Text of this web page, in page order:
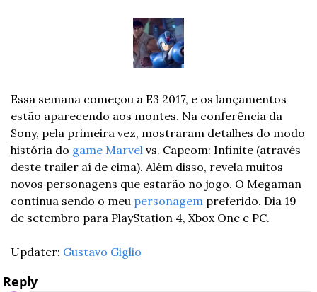
Essa semana começou a E3 2017, e os lançamentos
estão aparecendo aos montes. Na conferência da
Sony, pela primeira vez, mostraram detalhes do modo
história do game Marvel vs. Capcom: Infinite (através
deste trailer aí de cima). Além disso, revela muitos
novos personagens que estarão no jogo. O Megaman
continua sendo o meu personagem preferido. Dia 19
de setembro para PlayStation 4, Xbox One e PC.
Updater: Gustavo Giglio
Reply